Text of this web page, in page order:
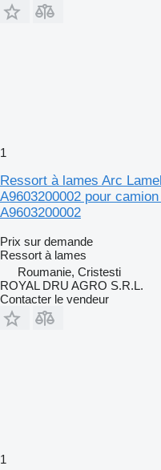
1
Ressort à lames Arc
A9603200002 pour
A9603200002
Prix sur demande
Ressort à lames
Roumanie, Cristesti
ROYAL DRU AGRO S.R.L.
Contacter le vendeur
1